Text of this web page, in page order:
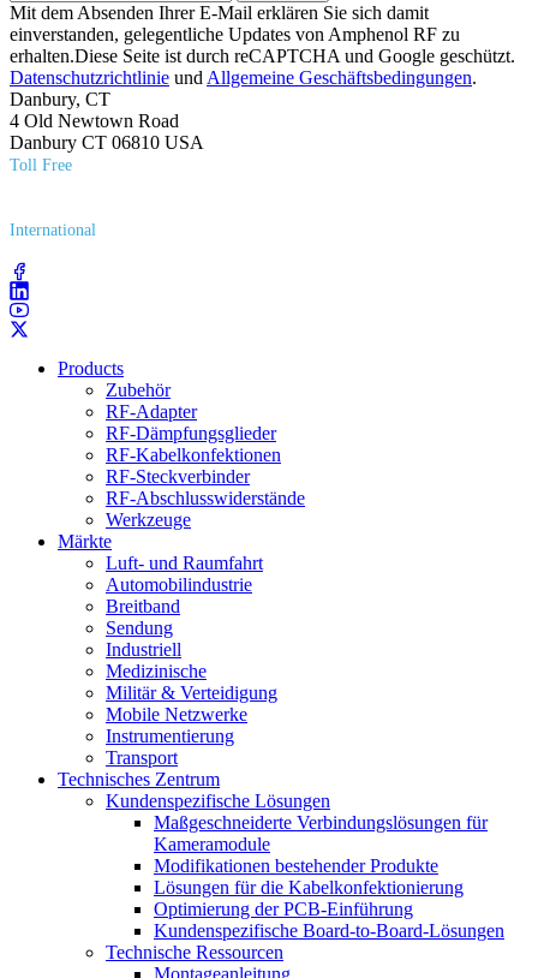
Mit dem Absenden Ihrer E-Mail erklären Sie sich damit
einverstanden, gelegentliche Updates von Amphenol RF zu
erhalten.Diese Seite ist durch reCAPTCHA und Google geschützt.
Datenschutzrichtlinie und Allgemeine Geschäftsbedingungen.
Danbury, CT
4 Old Newtown Road
Danbury CT 06810 USA
Toll Free
International
Products
Zubehör
RF-Adapter
RF-Dämpfungsglieder
RF-Kabelkonfektionen
RF-Steckverbinder
RF-Abschlusswiderstände
Werkzeuge
Märkte
Luft- und Raumfahrt
Automobilindustrie
Breitband
Sendung
Industriell
Medizinische
Militär & Verteidigung
Mobile Netzwerke
Instrumentierung
Transport
Technisches Zentrum
Kundenspezifische Lösungen
Maßgeschneiderte Verbindungslösungen für
Kameramodule
Modifikationen bestehender Produkte
Lösungen für die Kabelkonfektionierung
Optimierung der PCB-Einführung
Kundenspezifische Board-to-Board-Lösungen
Technische Ressourcen
Montageanleitung